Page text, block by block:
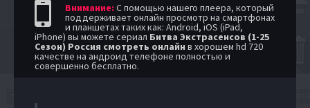
Внимание: С помощью нашего плеера, который
поддерживает онлайн просмотр на смартфонах
и планшетах таких как: Android, iOS (iPad,
iPhone) вы можете сериал Битва Экстрасенсов (1-25
Сезон) Россия смотреть онлайн в хорошем hd 720
качестве на андроид телефоне полностью и
совершенно бесплатно.